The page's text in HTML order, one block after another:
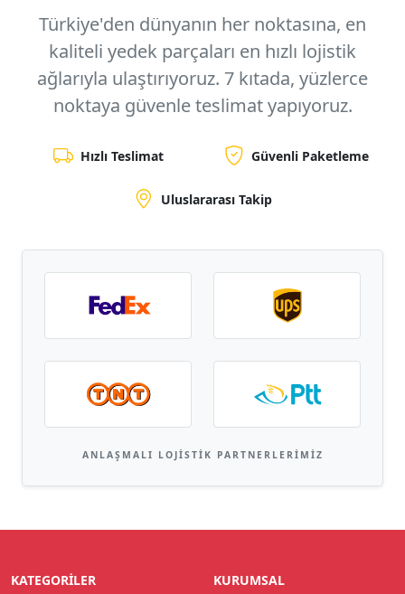
Türkiye'den dünyanın her noktasına, en
kaliteli yedek parçaları en hızlı lojistik
ağlarıyla ulaştırıyoruz. 7 kıtada, yüzlerce
noktaya güvenle teslimat yapıyoruz.
Hızlı Teslimat Güvenli Paketleme
Uluslararası Takip
ANLAŞMALI LOJISTIK PARTNERLERIMIZ
KATEGORILER KURUMSAL